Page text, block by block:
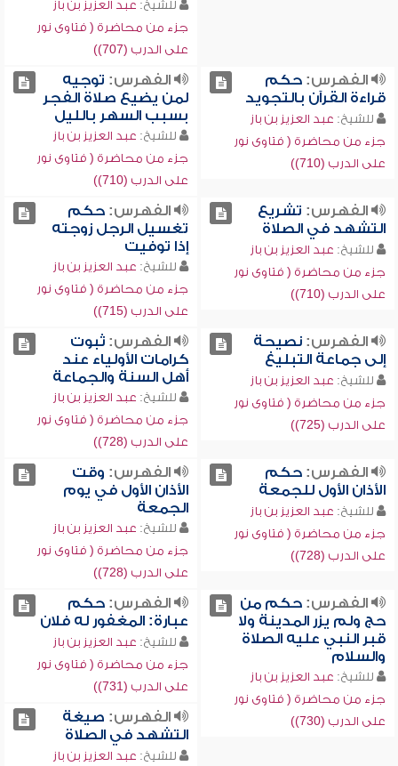
للشيخ: عبد العزيز بن باز
جزء من محاضرة ( فتاوى نور
على الدرب (707))
الفهرس:حكم
قراءة القرآن بالتجويد
للشيخ: عبد العزيز بن باز
جزء من محاضرة ( فتاوى نور
على الدرب (710))
الفهرس: توجيه
لمن يضيع صلاة الفجر
بسبب السهر بالليل
للشيخ: عبد العزيز بن باز
جزء من محاضرة ( فتاوى نور
على الدرب (710))
الفهرس: تشريع
التشهد في الصلاة
للشيخ: عبد العزيز بن باز
جزء من محاضرة ( فتاوى نور
على الدرب (710))
الفهرس:حكم
تغسيل الرجل زوجته
إذا توفيت
للشيخ: عبد العزيز بن باز
جزء من محاضرة ( فتاوى نور
على الدرب (715))
الفهرس:نصيحة
إلى جماعة التبليغ
للشيخ: عبد العزيز بن باز
جزء من محاضرة ( فتاوى نور
على الدرب (725))
الفهرس:ثبوت
كرامات الأولياء عند
أهل السنة والجماعة
للشيخ: عبد العزيز بن باز
جزء من محاضرة ( فتاوى نور
على الدرب (728))
الفهرس:حكم
الأذان الأول للجمعة
للشيخ: عبد العزيز بن باز
جزء من محاضرة ( فتاوى نور
على الدرب (728))
الفهرس: وقت
الأذان الأول في يوم
الجمعة
للشيخ: عبد العزيز بن باز
جزء من محاضرة ( فتاوى نور
على الدرب (728))
الفهرس:حكم من
حج ولم يزر المدينة ولا
قبر النبي عليه الصلاة
والسلام
للشيخ: عبد العزيز بن باز
جزء من محاضرة ( فتاوى نور
على الدرب (730))
الفهرس:حكم
عبارة: المغفور له فلان
للشيخ: عبد العزيز بن باز
جزء من محاضرة ( فتاوى نور
على الدرب (731))
الفهرس: صيغة
التشهد في الصلاة
للشيخ: عبد العزيز بن باز